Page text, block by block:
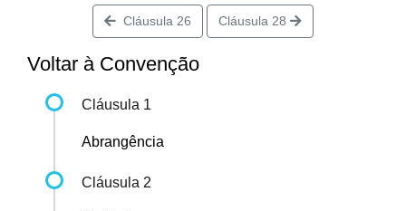
Cláusula 26 Cláusula 28
Voltar à Convenção
Cláusula 1
Abrangência
Cláusula 2